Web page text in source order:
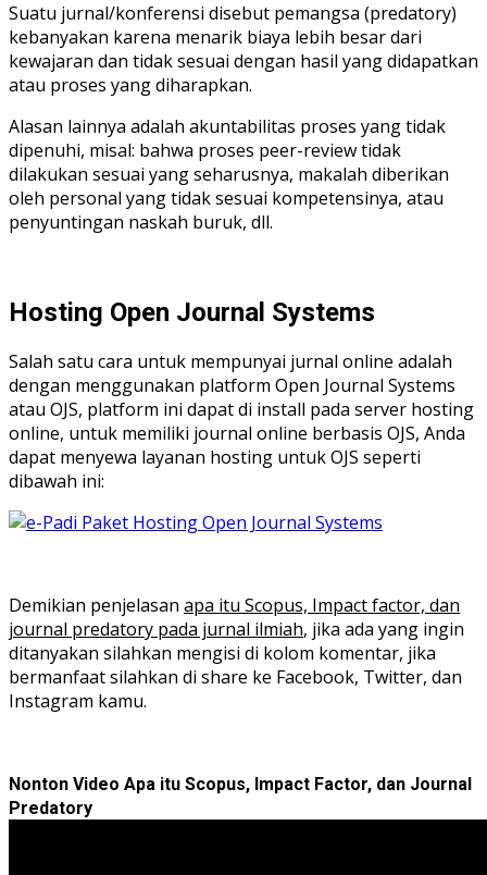
Suatu jurnal/konferensi disebut pemangsa (predatory)
kebanyakan karena menarik biaya lebih besar dari
kewajaran dan tidak sesuai dengan hasil yang didapatkan
atau proses yang diharapkan.
Alasan lainnya adalah akuntabilitas proses yang tidak
dipenuhi, misal: bahwa proses peer-review tidak
dilakukan sesuai yang seharusnya, makalah diberikan
oleh personal yang tidak sesuai kompetensinya, atau
penyuntingan naskah buruk, dll.
Hosting Open Journal Systems
Salah satu cara untuk mempunyai jurnal online adalah
dengan menggunakan platform Open Journal Systems
atau OJS, platform ini dapat di install pada server hosting
online, untuk memiliki journal online berbasis OJS, Anda
dapat menyewa layanan hosting untuk OJS seperti
dibawah ini:
Demikian penjelasan apa itu Scopus, Impact factor, dan
journal predatory pada jurnal ilmiah, jika ada yang ingin
ditanyakan silahkan mengisi di kolom komentar, jika
bermanfaat silahkan di share ke Facebook, Twitter, dan
Instagram kamu.
Nonton Video Apa itu Scopus, Impact Factor, dan Journal
Predatory